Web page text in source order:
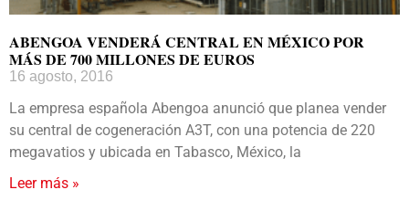
ABENGOA VENDERÁ CENTRAL EN MÉXICO POR
MÁS DE 700 MILLONES DE EUROS
16 agosto, 2016
La empresa española Abengoa anunció que planea vender
su central de cogeneración A3T, con una potencia de 220
megavatios y ubicada en Tabasco, México, la
Leer más »